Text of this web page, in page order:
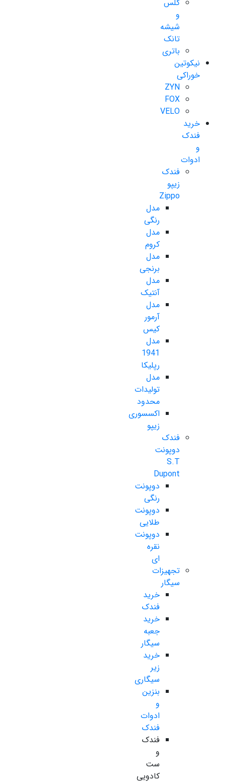
گلس
و
شیشه
تانک
باتری
نیکوتین
خوراکی
ZYN
FOX
VELO
خرید
فندک
و
ادوات
فندک
زیپو
Zippo
مدل
رنگی
مدل
کروم
مدل
برنجی
مدل
آنتیک
مدل
آرمور
کیس
مدل
1941
رپلیکا
مدل
تولیدات
محدود
اکسسوری
زیپو
فندک
دوپونت
S.T
Dupont
دوپونت
رنگی
دوپونت
طلایی
دوپونت
نقره
ای
تجهیزات
سیگار
خرید
فندک
خرید
جعبه
سیگار
خرید
زیر
سیگاری
بنزین
و
ادوات
فندک
فندک
و
ست
کادویی